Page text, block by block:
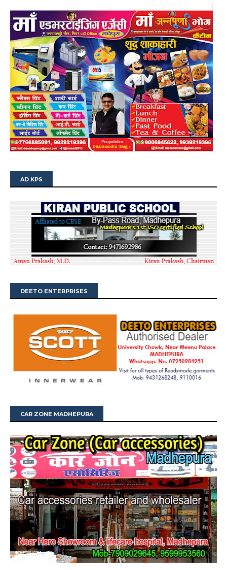
AD KPS
DEETO ENTERPRISES
CAR ZONE MADHEPURA